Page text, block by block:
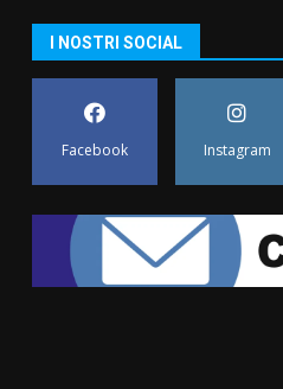
“I
Banda”
7 Agosto
2
US
“Profonda
esclusione
7 Agosto
I NOSTRI SOCIAL
Facebook Instagram